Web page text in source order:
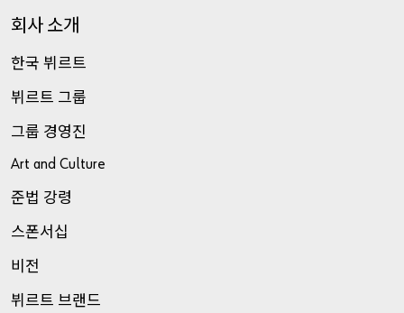
로 등록하십시오
기업고객
회사소개
한국 뷔르트
뷔르트 그룹
그룹 경영진
Art and Culture
준법 강령
스폰서십
비전
뷔르트 브랜드